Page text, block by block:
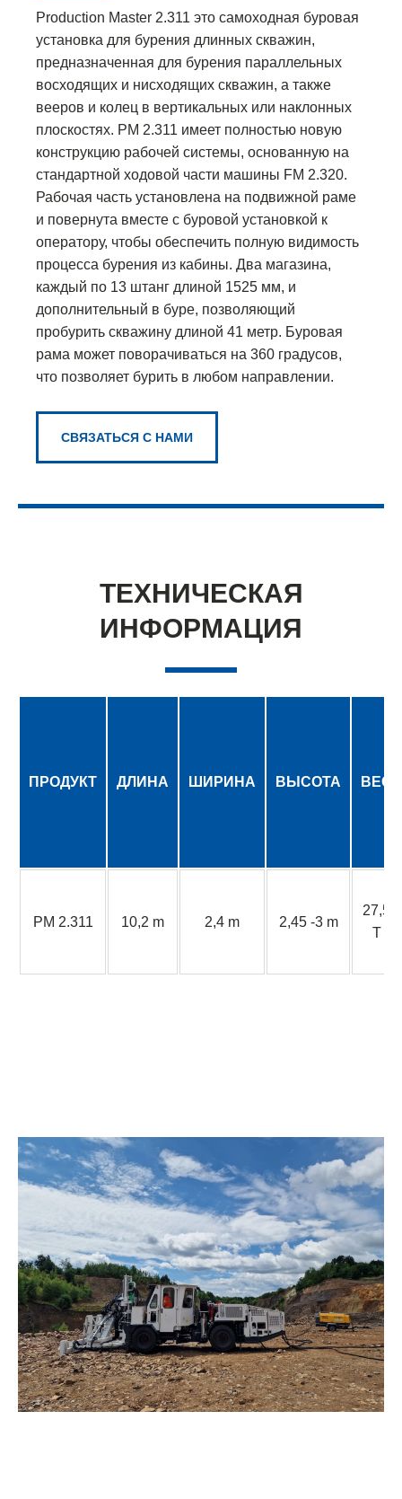
Production Master 2.311 это самоходная буровая
установка для бурения длинных скважин,
предназначенная для бурения параллельных
восходящих и нисходящих скважин, а также
вееров и колец в вертикальных или наклонных
плоскостях. PM 2.311 имеет полностью новую
конструкцию рабочей системы, основанную на
стандартной ходовой части машины FM 2.320.
Рабочая часть установлена на подвижной раме
и повернута вместе с буровой установкой к
оператору, чтобы обеспечить полную видимость
процесса бурения из кабины. Два магазина,
каждый по 13 штанг длиной 1525 мм, и
дополнительный в буре, позволяющий
пробурить скважину длиной 41 метр. Буровая
рама может поворачиваться на 360 градусов,
что позволяет бурить в любом направлении.
СВЯЗАТЬСЯ С НАМИ
ТЕХНИЧЕСКАЯ
ИНФОРМАЦИЯ
ПРОДУКТ ДЛИНА ШИРИНА ВЫСОТА ВЕС
PM 2.311 10,2 m 2,4 m 2,45 -3 m
27,5
T